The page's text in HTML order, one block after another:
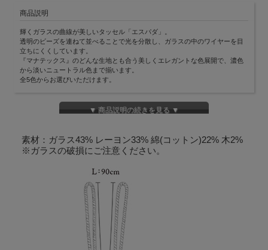
商品説明
輝くガラスの曲線が美しいタッセル「エスパダ」。
透明のビーズを連ねて並べることで光を分散し、ガラスの中のワイヤーを目
立ちにくくしています。
『マナテックス』のどんな生地とも合う美しくエレガントな色展開で、濃色
から淡いニュートラル色まで揃います。
全5色からお選びいただけます。
▼ 商品説明の続きを見る ▼
素材：ガラス43% レーヨン33% 綿(コットン)22% 木2%
※ガラスの破損にご注意ください。